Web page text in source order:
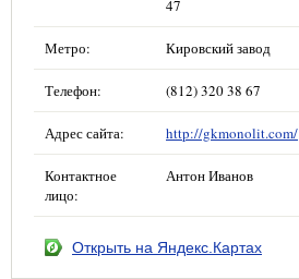
47
Метро: Кировский завод
Телефон: (812) 320 38 67
Адрес сайта: http://gkmonolit.com/
Контактное
лицо:
Антон Иванов
Открыть на Яндекс.Картах